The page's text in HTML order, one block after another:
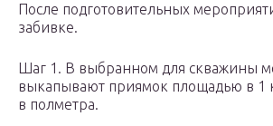
После подготовительных
забивке.
Шаг 1. В выбранном для скважины
выкапывают приямок площадью в 1
в полметра.